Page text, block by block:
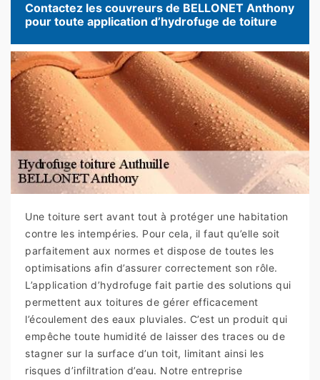
Contactez les couvreurs de BELLONET Anthony
pour toute application d’hydrofuge de toiture
Une toiture sert avant tout à protéger une habitation
contre les intempéries. Pour cela, il faut qu’elle soit
parfaitement aux normes et dispose de toutes les
optimisations afin d’assurer correctement son rôle.
L’application d’hydrofuge fait partie des solutions qui
permettent aux toitures de gérer efficacement
l’écoulement des eaux pluviales. C’est un produit qui
empêche toute humidité de laisser des traces ou de
stagner sur la surface d’un toit, limitant ainsi les
risques d’infiltration d’eau. Notre entreprise